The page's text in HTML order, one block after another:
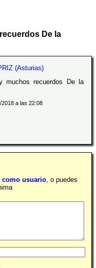
De la
(Asturias)
muchos recuerdos De la
a las 22:08
como usuario, o puedes